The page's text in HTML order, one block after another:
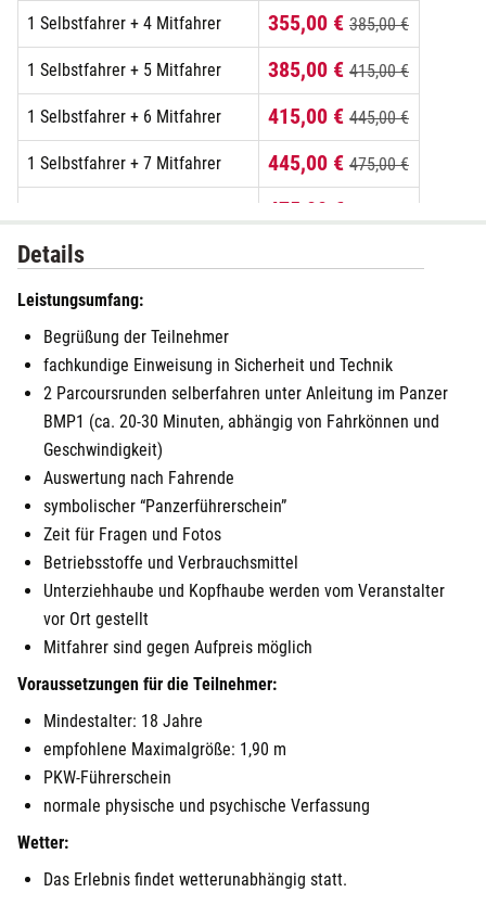
1 Selbstfahrer + 4 Mitfahrer 355,00 € 385,00 €
1 Selbstfahrer + 5 Mitfahrer 385,00 € 415,00 €
1 Selbstfahrer + 6 Mitfahrer 415,00 € 445,00 €
1 Selbstfahrer + 7 Mitfahrer 445,00 € 475,00 €
475,00 €
Details
Leistungsumfang:
Begrüßung der Teilnehmer
fachkundige Einweisung in Sicherheit und Technik
2 Parcoursrunden selberfahren unter Anleitung im Panzer
BMP1 (ca. 20-30 Minuten, abhängig von Fahrkönnen und
Geschwindigkeit)
Auswertung nach Fahrende
symbolischer “Panzerführerschein”
Zeit für Fragen und Fotos
Betriebsstoffe und Verbrauchsmittel
Unterziehhaube und Kopfhaube werden vom Veranstalter
vor Ort gestellt
Mitfahrer sind gegen Aufpreis möglich
Voraussetzungen für die Teilnehmer:
Mindestalter: 18 Jahre
empfohlene Maximalgröße: 1,90 m
PKW-Führerschein
normale physische und psychische Verfassung
Wetter:
Das Erlebnis findet wetterunabhängig statt.